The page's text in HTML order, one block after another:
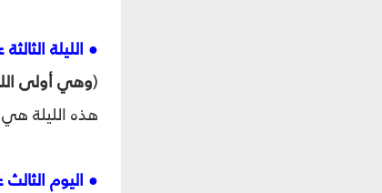
● الليلة
(وهي أولى
هذه الليلة هي
● اليوم